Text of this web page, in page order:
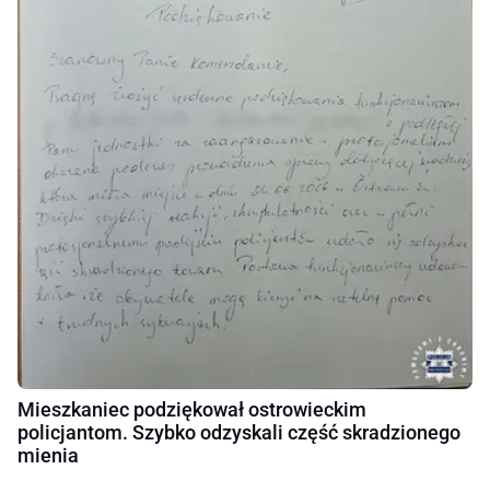
Mieszkaniec podziękował ostrowieckim
policjantom. Szybko odzyskali część skradzionego
mienia